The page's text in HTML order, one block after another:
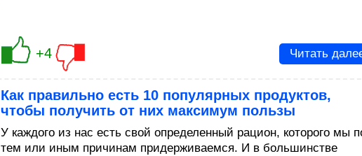
+4 Читать
Как правильно есть 10 популярных продуктов,
чтобы получить от них максимум пользы
У каждого из нас есть свой определенный рацион, которого мы
тем или иным причинам придерживаемся. И в большинстве